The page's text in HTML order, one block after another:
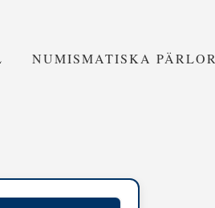
NUMISMATISKA PÄRLOR